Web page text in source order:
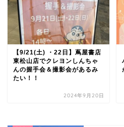
【9/21(土) ・22日】蔦屋書店
東松山店でクレヨンしんちゃ
んの握手会＆撮影会があるみ
たい！！
2024年9月20日